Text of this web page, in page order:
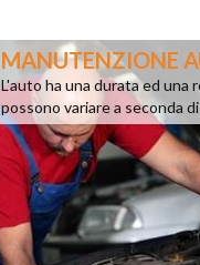
MANUTENZIONE
L'auto ha una durata ed una
possono variare a seconda